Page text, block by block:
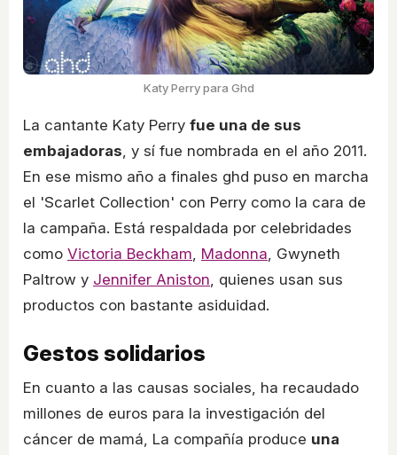
Katy Perry para Ghd
La cantante Katy Perry fue una de sus
embajadoras, y sí fue nombrada en el año 2011.
En ese mismo año a finales ghd puso en marcha
el 'Scarlet Collection' con Perry como la cara de
la campaña. Está respaldada por celebridades
como Victoria Beckham, Madonna, Gwyneth
Paltrow y Jennifer Aniston, quienes usan sus
productos con bastante asiduidad.
Gestos solidarios
En cuanto a las causas sociales, ha recaudado
millones de euros para la investigación del
cáncer de mamá, La compañía produce una